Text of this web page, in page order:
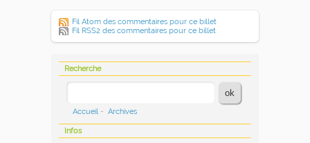
Fil Atom des commentaires pour ce billet
Fil RSS2 des commentaires pour ce billet
Recherche
Accueil - Archives
Infos